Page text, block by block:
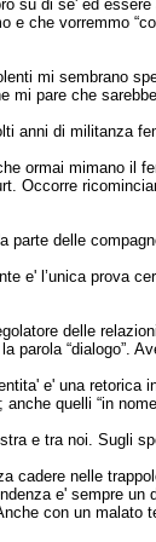
su di se' ed
e che vorremmo
mi sembrano
mi pare che
anni di militanza
ormai mimano il
Occorre
delle
e' l’unica prova
delle
“dialogo”.
e' una retorica
quelli “in
e tra noi. Sugli
nelle
e' sempre
con un